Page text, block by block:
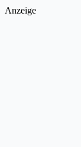
Anzeige